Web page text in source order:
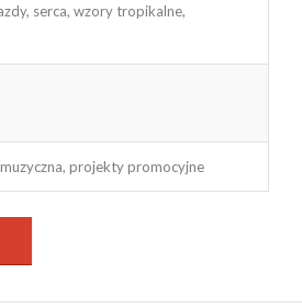
serca, wzory tropikalne,
projekty promocyjne